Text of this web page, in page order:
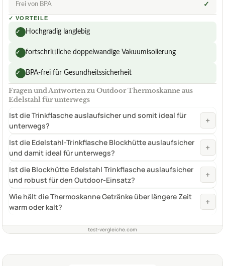
Frei von BPA ✓
✓ VORTEILE
✓ Hochgradig langlebig
✓ fortschrittliche doppelwandige Vakuumisolierung
✓ BPA-frei für Gesundheitssicherheit
Fragen und Antworten zu Outdoor Thermoskanne aus
Edelstahl für unterwegs
Ist die Trinkflasche auslaufsicher und somit ideal für
unterwegs?
+
Ist die Edelstahl-Trinkflasche Blockhütte auslaufsicher
und damit ideal für unterwegs?
+
Ist die Blockhütte Edelstahl Trinkflasche auslaufsicher
und robust für den Outdoor-Einsatz?
+
Wie hält die Thermoskanne Getränke über längere Zeit
warm oder kalt?
+
test-vergleiche.com